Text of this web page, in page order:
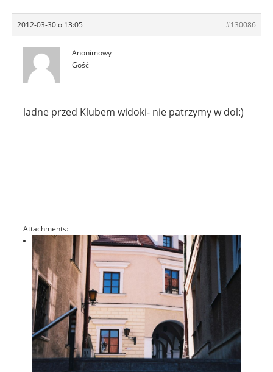
2012-03-30 o 13:05 #130086
Anonimowy
Gość
ladne przed Klubem widoki- nie patrzymy w dol:)
Attachments: